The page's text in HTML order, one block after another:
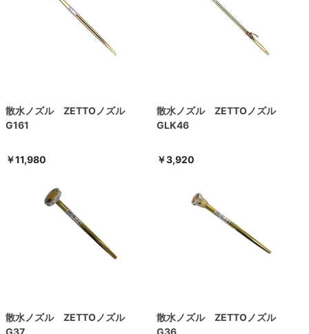
散水ノズル ZETTOノズル
G161
￥11,980
散水ノズル ZETTOノズル
GLK46
￥3,920
散水ノズル ZETTOノズル
G37
散水ノズル ZETTOノズル
G36